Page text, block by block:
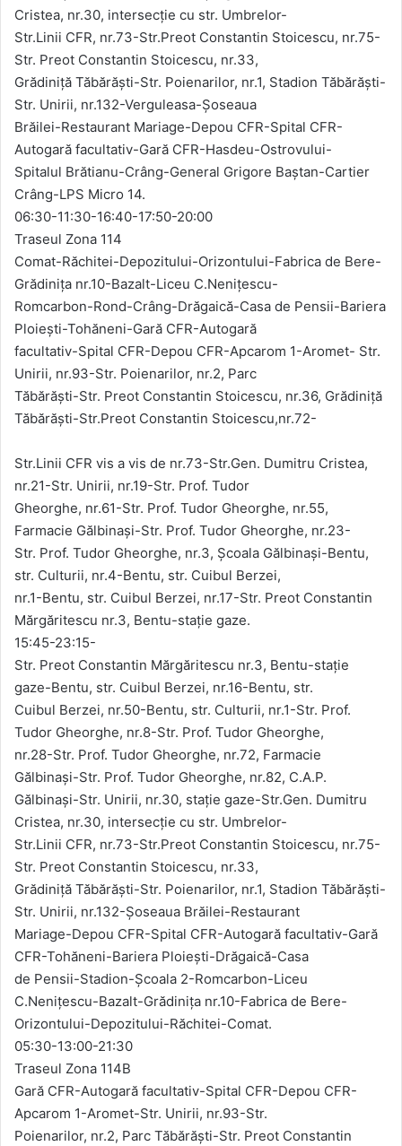
Cristea, nr.30, intersecție cu str. Umbrelor-
Str.Linii CFR, nr.73-Str.Preot Constantin Stoicescu, nr.75-
Str. Preot Constantin Stoicescu, nr.33,
Grădiniță Tăbărăști-Str. Poienarilor, nr.1, Stadion Tăbărăști-
Str. Unirii, nr.132-Verguleasa-Şoseaua
Brăilei-Restaurant Mariage-Depou CFR-Spital CFR-
Autogară facultativ-Gară CFR-Hasdeu-Ostrovului-
Spitalul Brătianu-Crâng-General Grigore Baştan-Cartier
Crâng-LPS Micro 14.
06:30-11:30-16:40-17:50-20:00
Traseul Zona 114
Comat-Răchitei-Depozitului-Orizontului-Fabrica de Bere-
Grădinița nr.10-Bazalt-Liceu C.Nenițescu-
Romcarbon-Rond-Crâng-Drăgaică-Casa de Pensii-Bariera
Ploiești-Tohăneni-Gară CFR-Autogară
facultativ-Spital CFR-Depou CFR-Apcarom 1-Aromet- Str.
Unirii, nr.93-Str. Poienarilor, nr.2, Parc
Tăbărăști-Str. Preot Constantin Stoicescu, nr.36, Grădiniță
Tăbărăști-Str.Preot Constantin Stoicescu,nr.72-
Str.Linii CFR vis a vis de nr.73-Str.Gen. Dumitru Cristea,
nr.21-Str. Unirii, nr.19-Str. Prof. Tudor
Gheorghe, nr.61-Str. Prof. Tudor Gheorghe, nr.55,
Farmacie Gălbinași-Str. Prof. Tudor Gheorghe, nr.23-
Str. Prof. Tudor Gheorghe, nr.3, Școala Gălbinași-Bentu,
str. Culturii, nr.4-Bentu, str. Cuibul Berzei,
nr.1-Bentu, str. Cuibul Berzei, nr.17-Str. Preot Constantin
Mărgăritescu nr.3, Bentu-stație gaze.
15:45-23:15-
Str. Preot Constantin Mărgăritescu nr.3, Bentu-stație
gaze-Bentu, str. Cuibul Berzei, nr.16-Bentu, str.
Cuibul Berzei, nr.50-Bentu, str. Culturii, nr.1-Str. Prof.
Tudor Gheorghe, nr.8-Str. Prof. Tudor Gheorghe,
nr.28-Str. Prof. Tudor Gheorghe, nr.72, Farmacie
Gălbinași-Str. Prof. Tudor Gheorghe, nr.82, C.A.P.
Gălbinași-Str. Unirii, nr.30, stație gaze-Str.Gen. Dumitru
Cristea, nr.30, intersecție cu str. Umbrelor-
Str.Linii CFR, nr.73-Str.Preot Constantin Stoicescu, nr.75-
Str. Preot Constantin Stoicescu, nr.33,
Grădiniță Tăbărăști-Str. Poienarilor, nr.1, Stadion Tăbărăști-
Str. Unirii, nr.132-Șoseaua Brăilei-Restaurant
Mariage-Depou CFR-Spital CFR-Autogară facultativ-Gară
CFR-Tohăneni-Bariera Ploiești-Drăgaică-Casa
de Pensii-Stadion-Școala 2-Romcarbon-Liceu
C.Nenițescu-Bazalt-Grădinița nr.10-Fabrica de Bere-
Orizontului-Depozitului-Răchitei-Comat.
05:30-13:00-21:30
Traseul Zona 114B
Gară CFR-Autogară facultativ-Spital CFR-Depou CFR-
Apcarom 1-Aromet-Str. Unirii, nr.93-Str.
Poienarilor, nr.2, Parc Tăbărăști-Str. Preot Constantin